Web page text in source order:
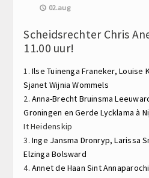
02.aug
Scheidsrechter Chris
11.00 uur!
1.Ilse Tuinenga Franeker,Louise
Sjanet WijniaWommels
2.Anna-Brecht Bruinsma
Groningen enGerde Lycklama à
It Heidenskip
3.Inge Jansma Dronryp,Larissa
ElzingaBolsward
4.Annet de Haan Sint